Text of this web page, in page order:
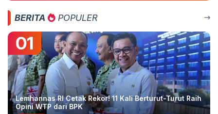
BERITA POPULER
01
Lemhannas RI Cetak Rekor! 11 Kali Berturut-Turut Raih
Opini WTP dari BPK